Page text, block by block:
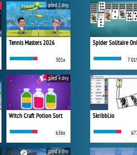
Tennis Masters 2026
301x
před 2 dny
Witch Craft Potion Sort
636x
před 4 dny
před 6 dny
Spider Solitaire
7
Skribbl.io